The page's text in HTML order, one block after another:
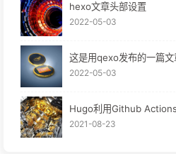
hexo文章头部设置
2022-05-03
这是用qexo发布的一篇文
2022-05-03
Hugo利用Github
2021-08-23